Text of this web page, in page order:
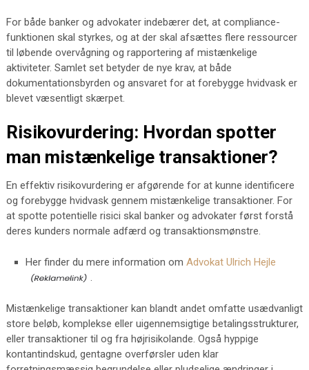
For både banker og advokater indebærer det, at compliance-
funktionen skal styrkes, og at der skal afsættes flere ressourcer
til løbende overvågning og rapportering af mistænkelige
aktiviteter. Samlet set betyder de nye krav, at både
dokumentationsbyrden og ansvaret for at forebygge hvidvask er
blevet væsentligt skærpet.
Risikovurdering: Hvordan spotter
man mistænkelige transaktioner?
En effektiv risikovurdering er afgørende for at kunne identificere
og forebygge hvidvask gennem mistænkelige transaktioner. For
at spotte potentielle risici skal banker og advokater først forstå
deres kunders normale adfærd og transaktionsmønstre.
Her finder du mere information omAdvokat Ulrich Hejle
Mistænkelige transaktioner kan blandt andet omfatte usædvanligt
store beløb, komplekse eller uigennemsigtige betalingsstrukturer,
eller transaktioner til og fra højrisikolande. Også hyppige
kontantindskud, gentagne overførsler uden klar